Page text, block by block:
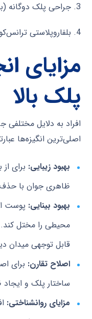
3. جراحی پلک دوگانه (بلفاروپلاستی پلک بالا و پایینی)
4. بلفاروپلاستی ترانس‌کونژونکتیوال
مزایای
پلک بالا
افراد به دلایل مختلفی
اصلی‌ترین انگیزه‌ها
بهبود زیبایی: برای
ظاهری جوان با
بهبود بینایی: پوست
محیطی را مختل
قابل توجهی میدان
اصلاح تقارن: برای
ساختار پلک و
مزایای روانشناختی: